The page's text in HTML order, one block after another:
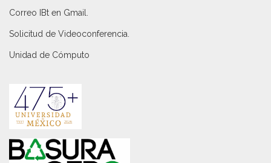
Correo IBt en Gmail
Solicitud de Videoconferencia.
Unidad de Cómputo